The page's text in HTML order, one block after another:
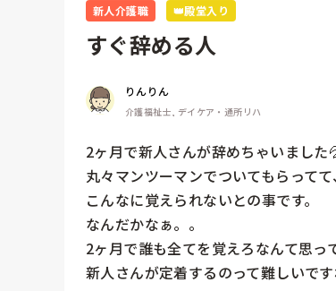
新人介護職 👑殿堂入り
すぐ辞める人
りんりん
介護福祉士, デイケア・通所リハ
2ヶ月で新人さんが辞めちゃいました
丸々マンツーマンでついてもらって
こんなに覚えられないとの事です。
なんだかなぁ。。
2ヶ月で誰も全てを覚えろなんて思っ
新人さんが定着するのって難しいです